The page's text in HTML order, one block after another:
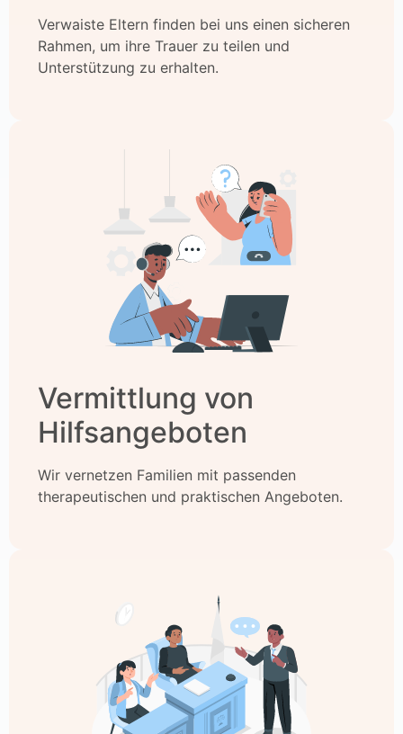
Verwaiste Eltern finden bei uns einen sicheren
Rahmen, um ihre Trauer zu teilen und
Unterstützung zu erhalten.
Vermittlung von
Hilfsangeboten
Wir vernetzen Familien mit passenden
therapeutischen und praktischen Angeboten.